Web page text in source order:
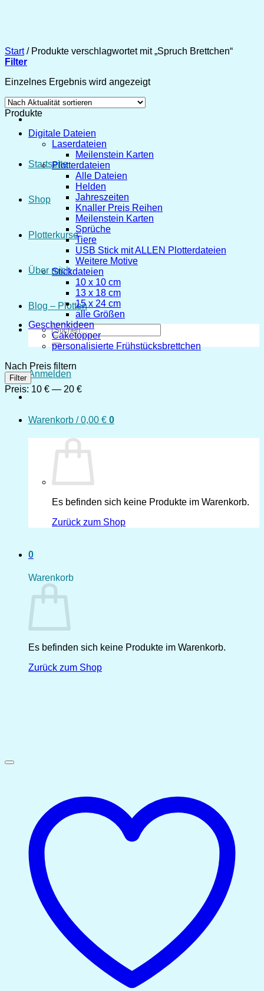
Startseite
Shop
Plotterkurse
Über mich
Blog – Plotten
Suchen
nach:
Anmelden
Warenkorb /0,00 € 0
Es befinden sich keine Produkte im Warenkorb.
Zurück zum Shop
0
Warenkorb
Es befinden sich keine Produkte im Warenkorb.
Zurück zum Shop
Start /Produkte verschlagwortet mit „Spruch Brettchen“
Filter
Einzelnes Ergebnis wird angezeigt
Produkte
Digitale Dateien
Laserdateien
Meilenstein Karten
Plotterdateien
Alle Dateien
Helden
Jahreszeiten
Knaller Preis Reihen
Meilenstein Karten
Sprüche
Tiere
USB Stick mit ALLEN Plotterdateien
Weitere Motive
Stickdateien
10 x 10 cm
13 x 18 cm
15 x 24 cm
alle Größen
Geschenkideen
Caketopper
personalisierte Frühstücksbrettchen
Nach Preis filtern
Min.
Preis
Max.
Preis
Filter
Preis: 10 € — 20 €